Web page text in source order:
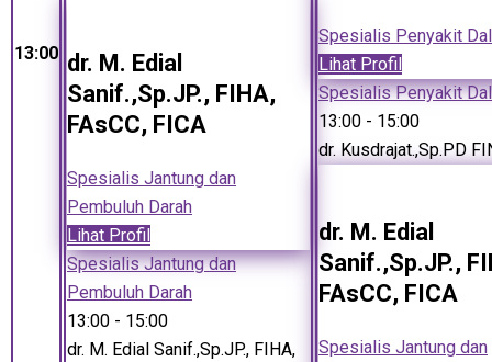
13:00 dr. M. Edial
Sanif.,Sp.JP., FIHA,
FAsCC, FICA
Spesialis Jantung dan
Pembuluh Darah
Lihat Profil
Spesialis Jantung dan
Pembuluh Darah
13:00 - 15:00
dr. M. Edial Sanif.,Sp.JP., FIHA,
Spesialis Penyakit
Lihat Profil
Spesialis Penyakit
13:00 - 15:00
dr. Kusdrajat.,Sp.PD
dr. M. Edial
Sanif.,Sp.JP.,
FAsCC, FICA
Spesialis Jantung dan